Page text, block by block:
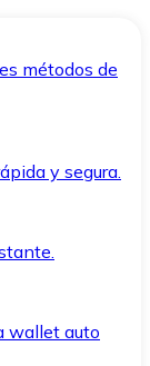
métodos de
y segura.
wallet auto